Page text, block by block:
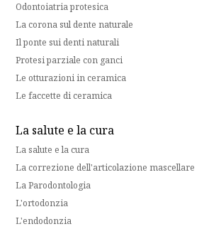
Odontoiatria protesica
La corona sul dente naturale
Il ponte sui denti naturali
Protesi parziale con ganci
Le otturazioni in ceramica
Le faccette di ceramica
La salute e la cura
La salute e la cura
La correzione dell'articolazione mascellare
La Parodontologia
L'ortodonzia
L'endodonzia